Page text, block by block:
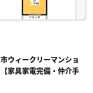
ウィークリーマンショ
家具家電完備・仲介手